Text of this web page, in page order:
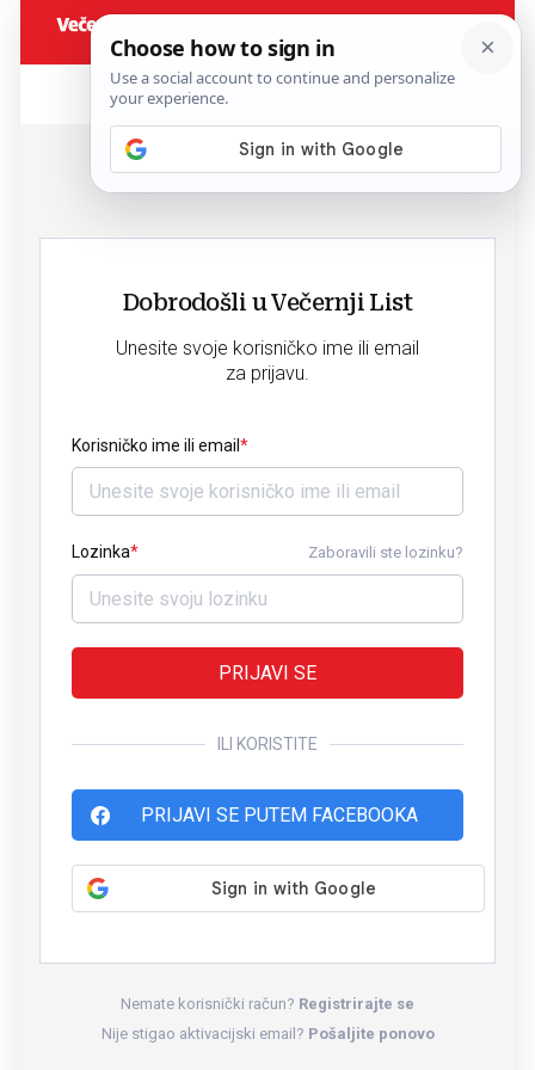
Dobrodošli u Večernji List
Unesite svoje korisničko ime ili email
za prijavu.
Korisničko ime ili email
Lozinka Zaboravili ste lozinku?
PRIJAVI SE
ILI KORISTITE
PRIJAVI SE PUTEM FACEBOOKA
Nemate korisnički račun? Registrirajte se
Nije stigao aktivacijski email? Pošaljite ponovo